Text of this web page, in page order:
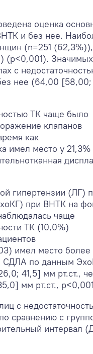
оценка
и без нее.
(n=251 (62,3%)),
(p<0,001). Значимых
с
нее (64,00 [58,00;
ТК чаще было
клапанов
как
имел место у 21,3%
гипертензии (ЛГ)
при ВНТК на
чаще
ТК (10,0%)
имел место более
СДЛА по данным
41,5] мм рт.ст.,
мм рт.ст.,
с
сравнению с
интервал